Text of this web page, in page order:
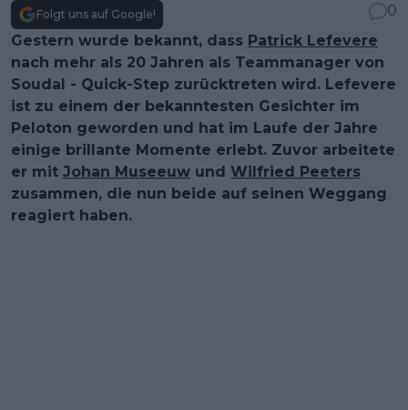
Folgt uns auf Google!
0
Gestern wurde bekannt, dass Patrick Lefevere
nach mehr als 20 Jahren als Teammanager von
Soudal - Quick-Step zurücktreten wird. Lefevere
ist zu einem der bekanntesten Gesichter im
Peloton geworden und hat im Laufe der Jahre
einige brillante Momente erlebt. Zuvor arbeitete
er mit Johan Museeuw und Wilfried Peeters
zusammen, die nun beide auf seinen Weggang
reagiert haben.